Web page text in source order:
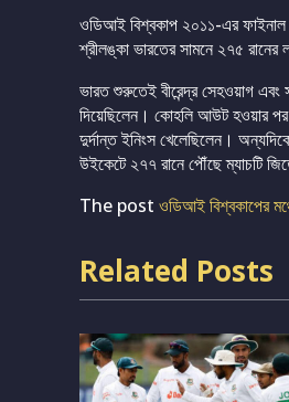
ওডিআই বিশ্বকাপ ২০১১-এর ফাইনাল
শ্রীলঙ্কা ভারতের সামনে ২৭৫
ভারত শুরুতেই বীরেন্দ্র সেহওয়াগ
দিয়েছিলেন। কোহলি আউট হওয়ার
দুর্দান্ত ইনিংস খেলেছিলেন।
উইকেটে ২৭৭ রানে পৌঁছে ম্যাচটি
The post ওডিআই বিশ্বকাপের
Related Posts